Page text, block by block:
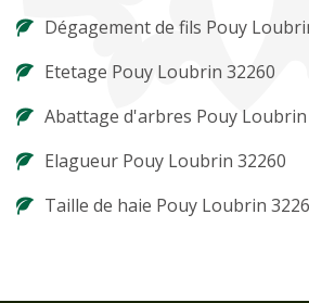
Dégagement de fils Pouy
Etetage Pouy Loubrin 32260
Abattage d'arbres Pouy Loubrin
Elagueur Pouy Loubrin 32260
Taille de haie Pouy Loubrin